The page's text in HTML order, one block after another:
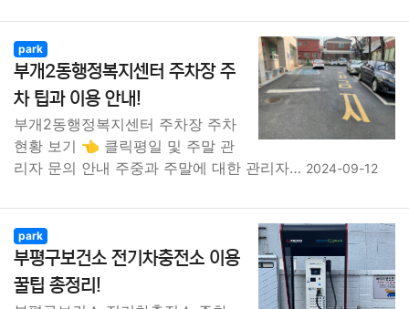
park
부개2동행정복지센터 주차장 주
차 팁과 이용 안내!
부개2동행정복지센터 주차장 주차
현황 보기 👈 클릭평일 및 주말 관
리자 문의 안내 주중과 주말에 대한 관리자… 2024-09-12
park
부평구보건소 전기차충전소 이용
꿀팁 총정리!